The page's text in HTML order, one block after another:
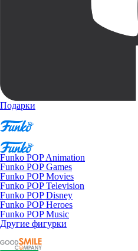
Подарки
Funko POP Animation
Funko POP Games
Funko POP Movies
Funko POP Television
Funko POP Disney
Funko POP Heroes
Funko POP Music
Другие фигурки